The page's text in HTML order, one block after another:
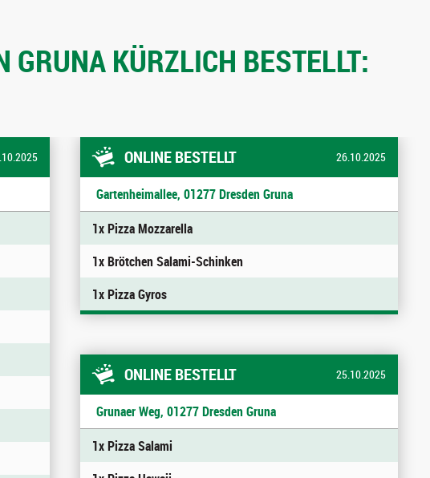
KÜRZLICH BESTELLT:
ONLINE BESTELLT 26.10.2025
Gartenheimallee, 01277 Dresden Gruna
1x Pizza Mozzarella
1x Brötchen Salami-Schinken
1x Pizza Gyros
ONLINE BESTELLT 25.10.2025
Grunaer Weg, 01277 Dresden Gruna
1x Pizza Salami